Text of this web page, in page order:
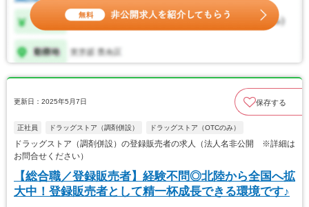
更新日：2025年5月7日 保存する
正社員 ドラッグストア（調剤併設） ドラッグストア（OTCのみ）
ドラッグストア（調剤併設）の登録販売者の求人（法人名非公開 ※詳細は
お問合せください）
【総合職／登録販売者】経験不問◎北陸から全国へ拡
大中！登録販売者として精一杯成長できる環境です♪